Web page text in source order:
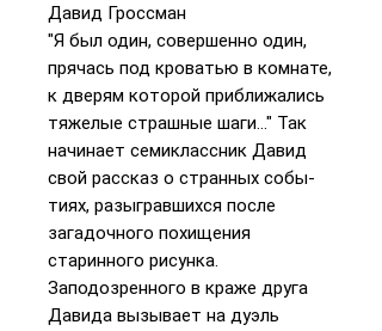
Давид Гроссман
"Я был один, совершенно один,
прячась под кроватью в ком­нате,
к дверям которой приближались
тяжелые страшные шаги..." Так
начинает семиклассник Давид
свой рассказ о странных собы­
тиях, разыгравшихся после
загадочного похищения
старинного рисунка.
Заподозренного в краже друга
Давида вызывает на дуэль